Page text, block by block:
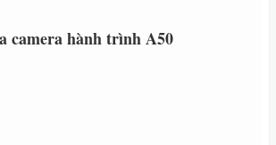
camera hành trình A50